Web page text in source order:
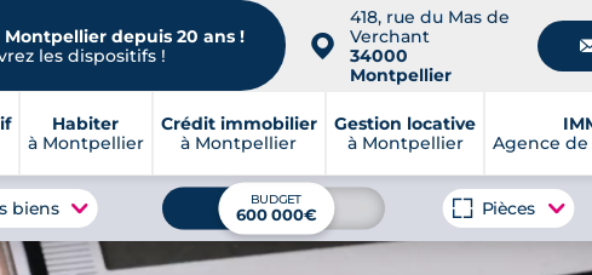
depuis 20 ans !
les dispositifs !
📍
418, rue du Mas de
Verchant
34000
Montpellier
Habiter
à Montpellier
Crédit immobilier
à Montpellier
Gestion locative
à Montpellier
Agence
biens BUDGET
600 000€ Pièces